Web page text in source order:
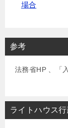
場合
参考
法務省HP 、「
ライトハウス